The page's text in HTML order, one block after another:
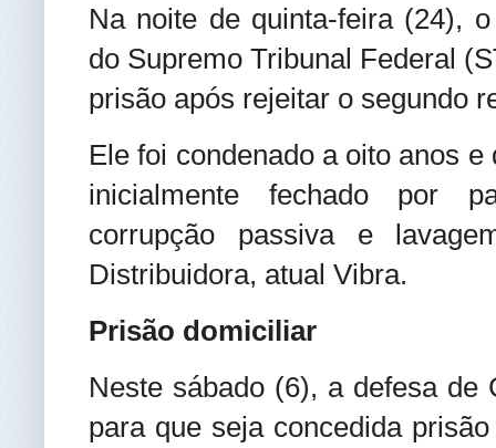
Na noite de quinta-feira (24),
do Supremo Tribunal Federal
prisão após rejeitar o segundo
Ele foi condenado a oito anos
inicialmente fechado por
corrupção passiva e
Distribuidora, atual Vibra.
Prisão domiciliar
Neste sábado (6), a defesa de
para que seja concedida